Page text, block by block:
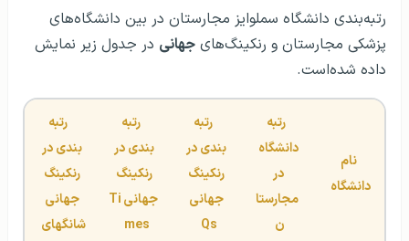
رتبه‌بندی دانشگاه سملوایز مجارستان در بین دانشگاه‌های
پزشکی مجارستان و رنکینگ‌های جهانی در جدول زیر نمایش
داده شده‌است.
دانشگاه
مجارستا
ن
Qs
جهانیTi
mes
شانگهای